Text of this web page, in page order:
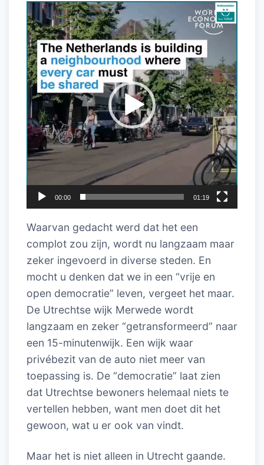
Videospeler
00:00 01:19
Waarvan gedacht werd dat het een
complot zou zijn, wordt nu langzaam maar
zeker ingevoerd in diverse steden. En
mocht u denken dat we in een “vrije en
open democratie” leven, vergeet het maar.
De Utrechtse wijk Merwede wordt
langzaam en zeker “getransformeerd” naar
een 15-minutenwijk. Een wijk waar
privébezit van de auto niet meer van
toepassing is. De “democratie” laat zien
dat Utrechtse bewoners helemaal niets te
vertellen hebben, want men doet dit het
gewoon, wat u er ook van vindt.
Maar het is niet alleen in Utrecht gaande.